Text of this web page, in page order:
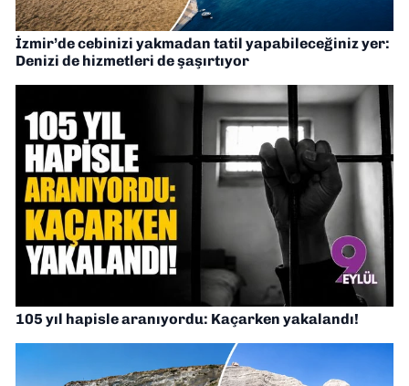
İzmir’de cebinizi yakmadan tatil yapabileceğiniz yer:
Denizi de hizmetleri de şaşırtıyor
105 yıl hapisle aranıyordu: Kaçarken yakalandı!